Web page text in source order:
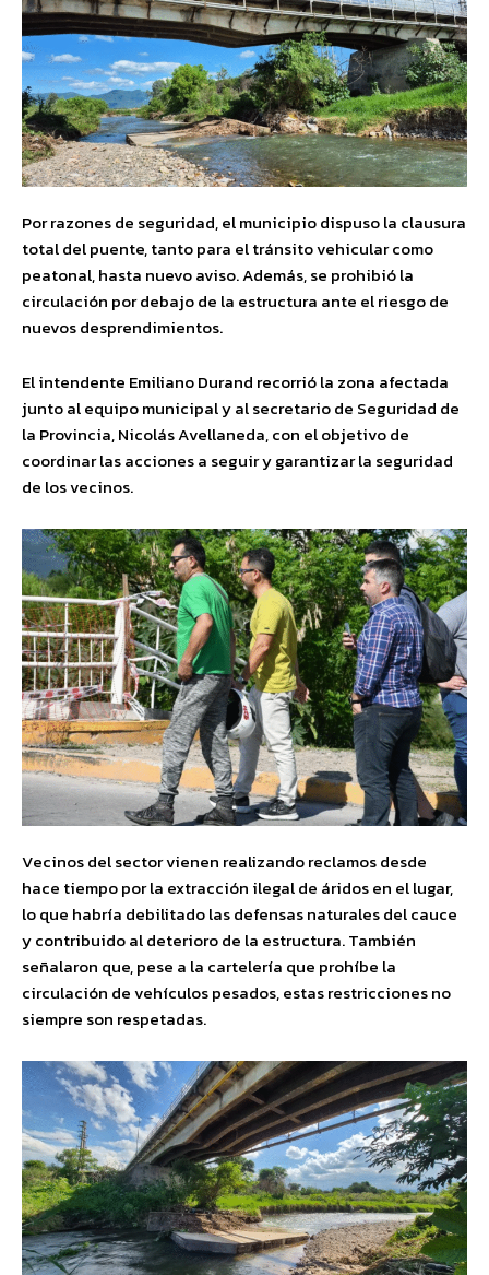
Por razones de seguridad, el municipio dispuso la clausura
total del puente, tanto para el tránsito vehicular como
peatonal, hasta nuevo aviso. Además, se prohibió la
circulación por debajo de la estructura ante el riesgo de
nuevos desprendimientos.
El intendente Emiliano Durand recorrió la zona afectada
junto al equipo municipal y al secretario de Seguridad de
la Provincia, Nicolás Avellaneda, con el objetivo de
coordinar las acciones a seguir y garantizar la seguridad
de los vecinos.
Vecinos del sector vienen realizando reclamos desde
hace tiempo por la extracción ilegal de áridos en el lugar,
lo que habría debilitado las defensas naturales del cauce
y contribuido al deterioro de la estructura. También
señalaron que, pese a la cartelería que prohíbe la
circulación de vehículos pesados, estas restricciones no
siempre son respetadas.